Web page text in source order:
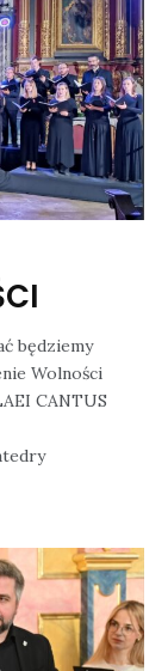
będziemy
Wolności
CANTUS